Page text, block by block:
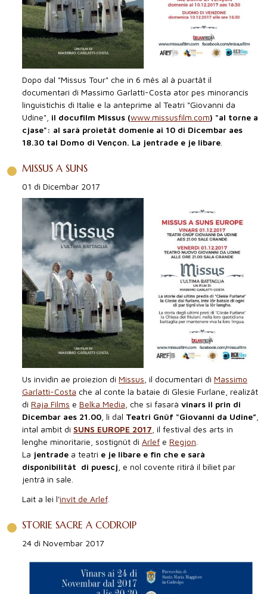
Dopo dal "Missus Tour" che in 6 mês al à puartât il
documentari di Massimo Garlatti-Costa ator pes minorancis
linguistichis di Italie e la anteprime al Teatri "Giovanni da
Udine", il docufilm Missus (www.missusfilm.com) "al torne a
cjase": al sarà proietât domenie ai 10 di Dicembar aes
18.30 tal Domo di Vençon. La jentrade e je libare
MISSUS A SUNS
01 di Dicembar 2017
Us invidìn ae proiezion di Missus , il documentari di Massimo
Garlatti-Costa che al conte la bataie di Glesie Furlane, realizât
di Raja Films e Belka Media , che si fasarà vinars il prin di
Dicembar aes 21.00 , li dal Teatri Gnûf "Giovanni da Udine”
intal ambit di SUNS EUROPE 2017 , il festival des arts in
lenghe minoritarie, sostignût di Arlef e Regjon
La jentrade a teatri e je libare e fin che e sarà
disponibilitât di puescj , e nol covente ritirâ il biliet par
jentrâ in sale.
Lait a lei l'invît de Arlef.
STORIE SACRE A CODROIP
24 di Novembar 2017